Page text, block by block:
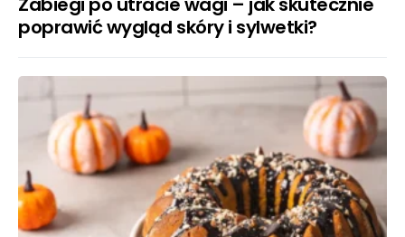
poprawić wygląd skóry i sylwetki?